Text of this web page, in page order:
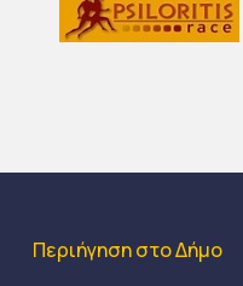
Περιήγηση στο Δήμο